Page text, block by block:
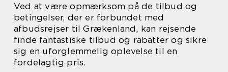
Ved at være opmærksom på de tilbud og
betingelser, der er forbundet med
afbudsrejser til Grækenland, kan rejsende
finde fantastiske tilbud og rabatter og sikre
sig en uforglemmelig oplevelse til en
fordelagtig pris.